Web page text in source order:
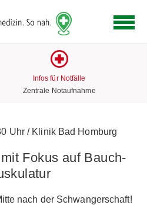
Link
zur
Infos für Notfälle
Zentrale Notaufnahme
Uhr/Klinik Bad Homburg
Fokus auf Bauch-
nach der Schwangerschaft!